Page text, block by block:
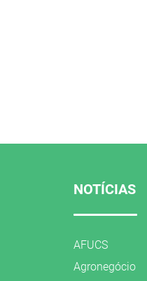
NOTÍCIAS
AFUCS
Agronegócio